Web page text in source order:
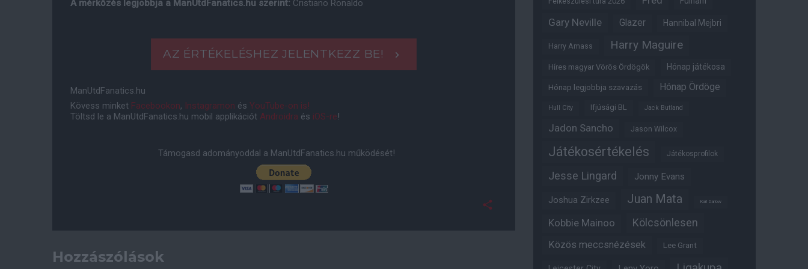
A mérkőzés legjobbja a ManUtdFanatics.hu szerint: Cristiano Ronaldo
AZ ÉRTÉKELÉSHEZ JELENTKEZZ BE!
ManUtdFanatics.hu
Kövess minket Facebookon, Instagramon és YouTube-on is!
Töltsd le a ManUtdFanatics.hu mobil applikációt Androidra és iOS-re!
Támogasd adományoddal a ManUtdFanatics.hu működését!
Hozzászólások
Gary Neville Glazer Hannibal Mejbri
Harry Amass Harry Maguire
Híres magyar Vörös Ördögök Hónap játékosa
Hónap legjobbja szavazás Hónap Ördöge
Hull City Ifjúsági BL Jack Butland
Jadon Sancho Jason Wilcox
Játékosértékelés Játékosprofilok
Jesse Lingard Jonny Evans
Joshua Zirkzee Juan Mata Karl Darlow
Kobbie Mainoo Kölcsönlesen
Közös meccsnézések Lee Grant